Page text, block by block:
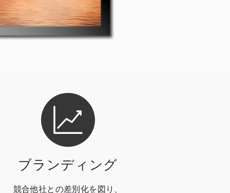
ブランディング
競合他社との差別化を図り、